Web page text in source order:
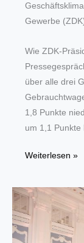
Gewerbe
Wie ZDK-
über alle drei
1,8 Punkte
um 1,1 Punkte
Kfz:
im
2.
Quartal
Weiterlesen »